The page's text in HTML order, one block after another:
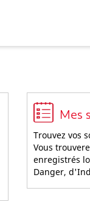
Mes
Trouvez vos
Vous
enregistrés
Danger,